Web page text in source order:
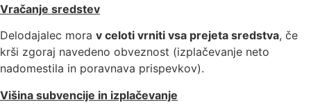
Vračanje sredstev
Delodajalec mora v celoti vrniti vsa prejeta sredstva, če
krši zgoraj navedeno obveznost (izplačevanje neto
nadomestila in poravnava prispevkov).
Višina subvencije in izplačevanje